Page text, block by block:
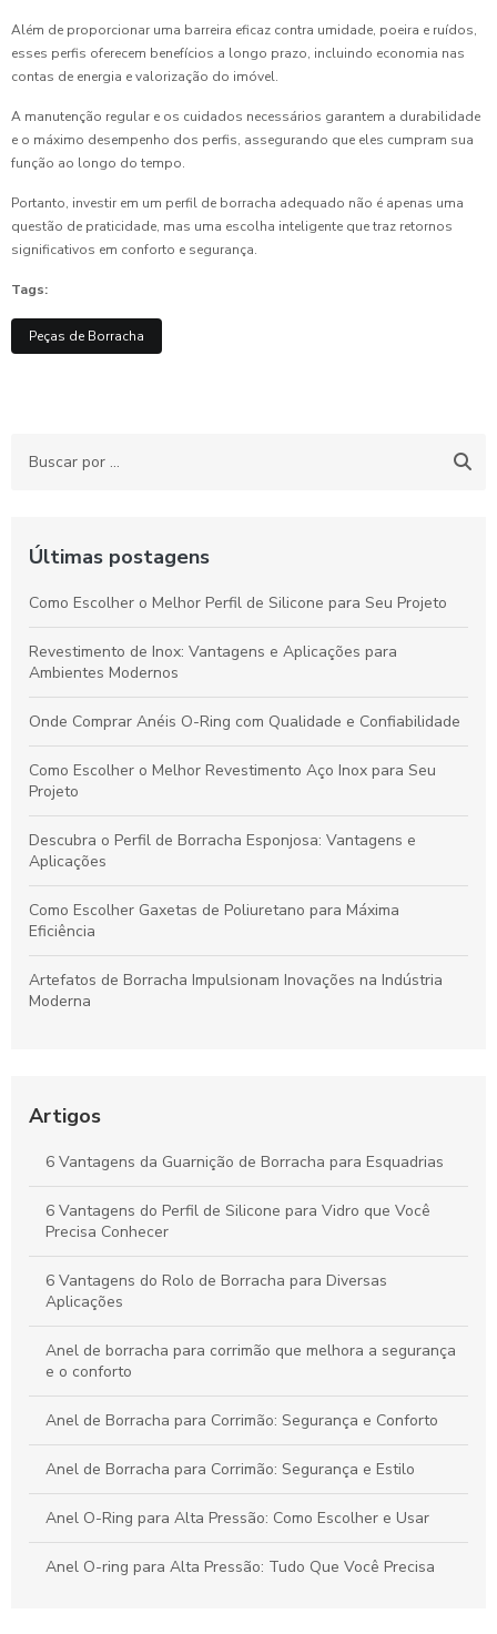
Além de proporcionar uma barreira eficaz contra umidade, poeira e ruídos,
esses perfis oferecem benefícios a longo prazo, incluindo economia nas
contas de energia e valorização do imóvel.
A manutenção regular e os cuidados necessários garantem a durabilidade
e o máximo desempenho dos perfis, assegurando que eles cumpram sua
função ao longo do tempo.
Portanto, investir em um perfil de borracha adequado não é apenas uma
questão de praticidade, mas uma escolha inteligente que traz retornos
significativos em conforto e segurança.
Tags:
Peças de Borracha
Últimas postagens
Como Escolher o Melhor Perfil de Silicone para Seu Projeto
Revestimento de Inox: Vantagens e Aplicações para
Ambientes Modernos
Onde Comprar Anéis O-Ring com Qualidade e Confiabilidade
Como Escolher o Melhor Revestimento Aço Inox para Seu
Projeto
Descubra o Perfil de Borracha Esponjosa: Vantagens e
Aplicações
Como Escolher Gaxetas de Poliuretano para Máxima
Eficiência
Artefatos de Borracha Impulsionam Inovações na Indústria
Moderna
Garantir a Durabilidade
Como escolher o revestimento em poliuretano ideal para seu
projeto
Artigos
6 Vantagens da Guarnição de Borracha para Esquadrias
6 Vantagens do Perfil de Silicone para Vidro que Você
Precisa Conhecer
6 Vantagens do Rolo de Borracha para Diversas
Aplicações
Anel de borracha para corrimão que melhora a segurança
e o conforto
Anel de Borracha para Corrimão: Segurança e Conforto
Anel de Borracha para Corrimão: Segurança e Estilo
Anel O-Ring para Alta Pressão: Como Escolher e Usar
Anel O-ring para Alta Pressão: Tudo Que Você Precisa